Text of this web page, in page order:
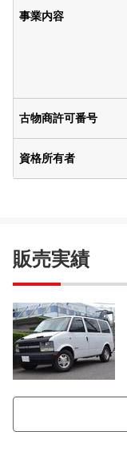
事業内容
古物商許可番号
資格所有者
販売実績